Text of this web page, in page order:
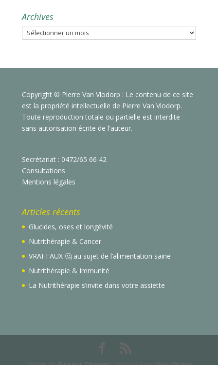
Archives
Archives
Copyright © Pierre Van Vlodorp : Le contenu de ce site
est la propriété intellectuelle de Pierre Van Vlodorp.
Toute reproduction totale ou partielle est interdite
sans autorisation écrite de l'auteur.
Secrétariat : 0472/65 66 42
Consultations
Mentions légales
Articles récents
Glucides, oses et longévité
Nutrithérapie & Cancer
VRAI-FAUX 🤔 au sujet de l’alimentation saine
Nutrithérapie & Immunité
La Nutrithérapie s’invite dans votre assiette